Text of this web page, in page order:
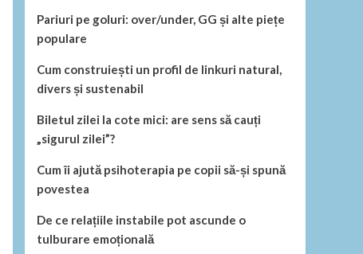
Pariuri pe goluri: over/under, GG și alte piețe
populare
Cum construiești un profil de linkuri natural,
divers și sustenabil
Biletul zilei la cote mici: are sens să cauți
„sigurul zilei”?
Cum îi ajută psihoterapia pe copii să-și spună
povestea
De ce relațiile instabile pot ascunde o
tulburare emoțională